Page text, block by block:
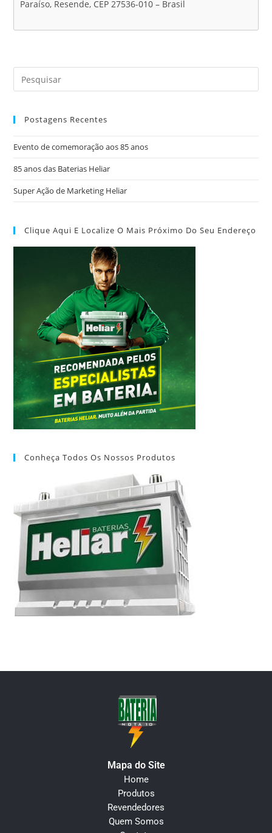
Paraíso, Resende, CEP 27536-010 – Brasil
Postagens Recentes
Evento de comemoração aos 85 anos
85 anos das Baterias Heliar
Super Ação de Marketing Heliar
Clique Aqui E Localize O Mais Próximo Do Seu Endereço
Conheça Todos Os Nossos Produtos
Mapa do Site
Home
Produtos
Revendedores
Quem Somos